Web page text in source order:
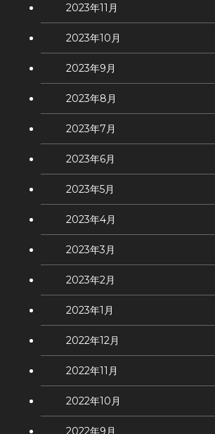
2023年11月
2023年10月
2023年9月
2023年8月
2023年7月
2023年6月
2023年5月
2023年4月
2023年3月
2023年2月
2023年1月
2022年12月
2022年11月
2022年10月
2022年9月